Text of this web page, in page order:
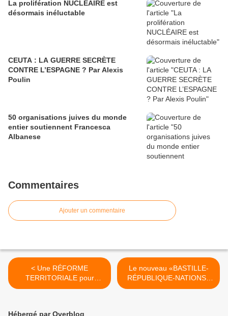
La prolifération NUCLÉAIRE est
désormais inéluctable
CEUTA : LA GUERRE SECRÈTE
CONTRE L’ESPAGNE ? Par Alexis
Poulin
50 organisations juives du monde
entier soutiennent Francesca
Albanese
Commentaires
Ajouter un commentaire
< Une RÉFORME
TERRITORIALE pour
étendre l’emprise du
Le nouveau «BASTILLE-
RÉPUBLIQUE-NATIONS»
(n°38 du 30 mai 2014) est
Hébergé par Overblog